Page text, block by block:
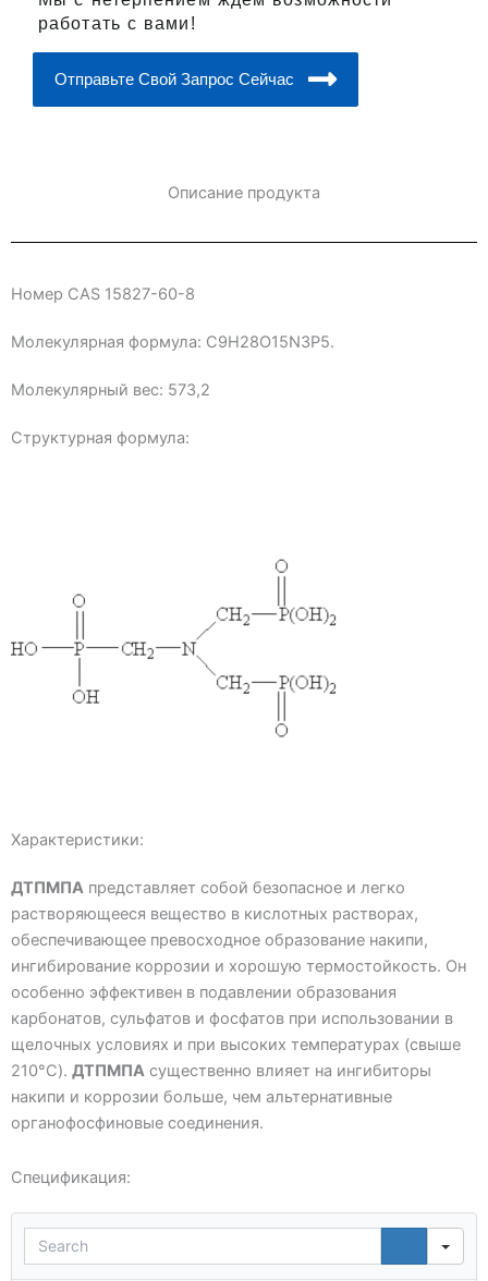
работать с вами!
Отправьте Свой Запрос Сейчас
Описание продукта
Номер CAS 15827-60-8
Молекулярная формула: C9H28O15N3P5.
Молекулярный вес: 573,2
Структурная формула:
Характеристики:
ДТПМПА представляет собой безопасное и легко
растворяющееся вещество в кислотных растворах,
обеспечивающее превосходное образование накипи,
ингибирование коррозии и хорошую термостойкость. Он
особенно эффективен в подавлении образования
карбонатов, сульфатов и фосфатов при использовании в
щелочных условиях и при высоких температурах (свыше
210°C). ДТПМПА существенно влияет на ингибиторы
накипи и коррозии больше, чем альтернативные
органофосфиновые соединения.
Спецификация: